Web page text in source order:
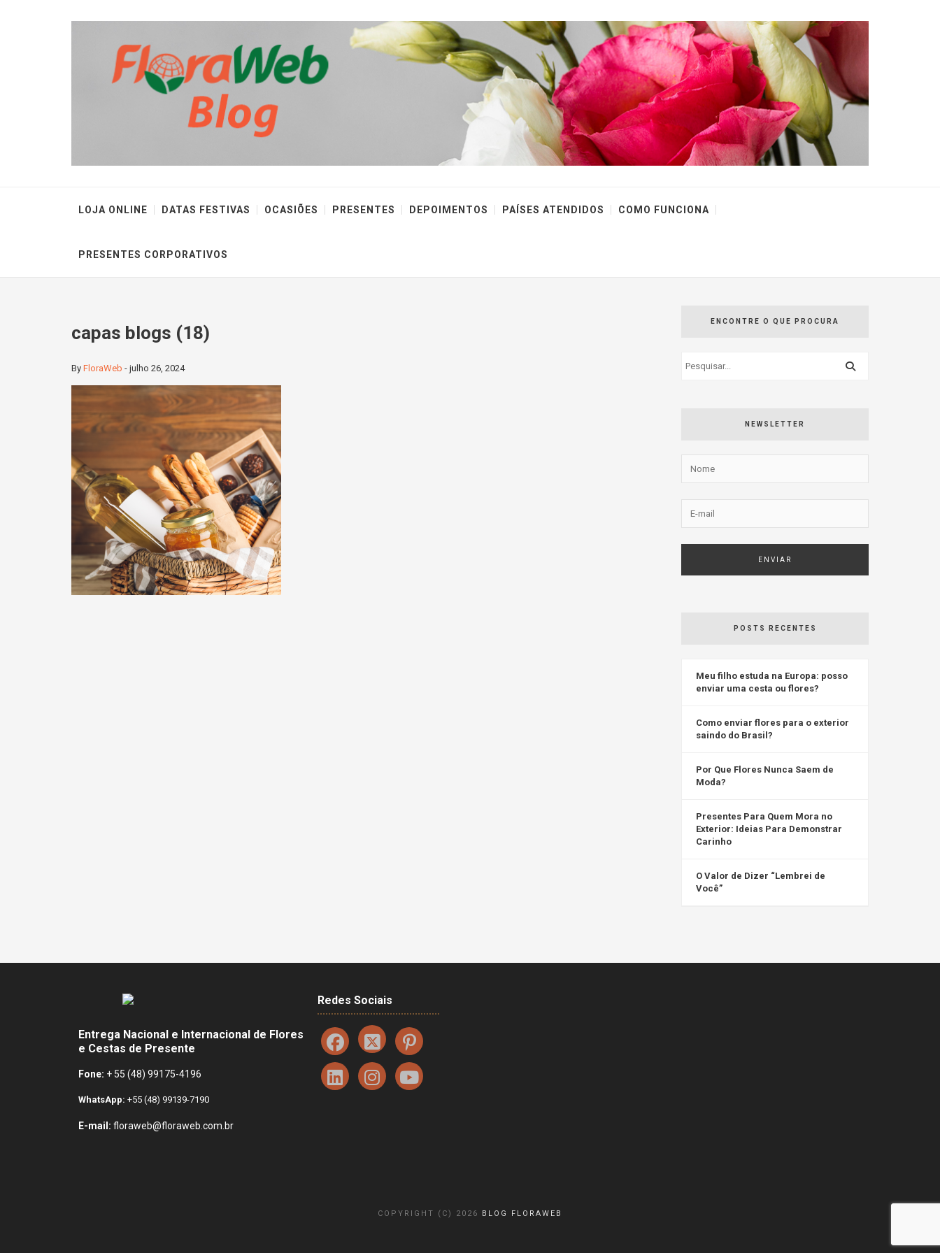
LOJA ONLINE DATAS FESTIVAS OCASIÕES PRESENTES DEPOIMENTOS PAÍSES ATENDIDOS COMO FUNCIONA
PRESENTES CORPORATIVOS
capas blogs (18)
By FloraWeb - julho 26, 2024
ENCONTRE O QUE PROCURA
NEWSLETTER
POSTS RECENTES
Meu filho estuda na Europa: posso
enviar uma cesta ou flores?
Como enviar flores para o exterior
saindo do Brasil?
Por Que Flores Nunca Saem de
Moda?
Presentes Para Quem Mora no
Exterior: Ideias Para Demonstrar
Carinho
O Valor de Dizer “Lembrei de
Você”
Entrega Nacional e Internacional de Flores
e Cestas de Presente
Fone: + 55 (48) 99175-4196
WhatsApp: +55 (48) 99139-7190
E-mail: floraweb@floraweb.com.br
Redes Sociais
COPYRIGHT (C) 2026 BLOG FLORAWEB